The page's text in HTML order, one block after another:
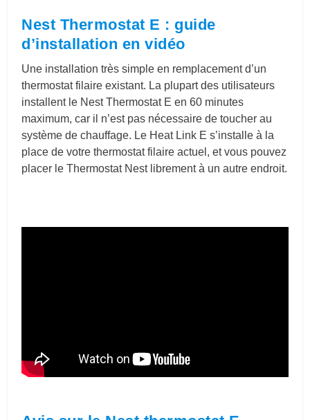
Nest Thermostat E : guide
d’installation en vidéo
Une installation très simple en remplacement d’un
thermostat filaire existant. La plupart des utilisateurs
installent le Nest Thermostat E en 60 minutes
maximum, car il n’est pas nécessaire de toucher au
système de chauffage. Le Heat Link E s’installe à la
place de votre thermostat filaire actuel, et vous pouvez
placer le Thermostat Nest librement à un autre endroit.